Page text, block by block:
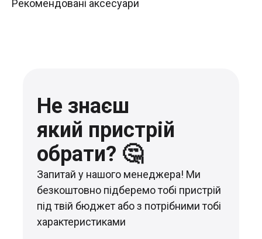
Рекомендовані аксесуари
Не знаєш
який пристрій
обрати? 🤔
Запитай у нашого менеджера! Ми
безкоштовно підберемо тобі пристрій
під твій бюджет або з потрібними тобі
характеристиками